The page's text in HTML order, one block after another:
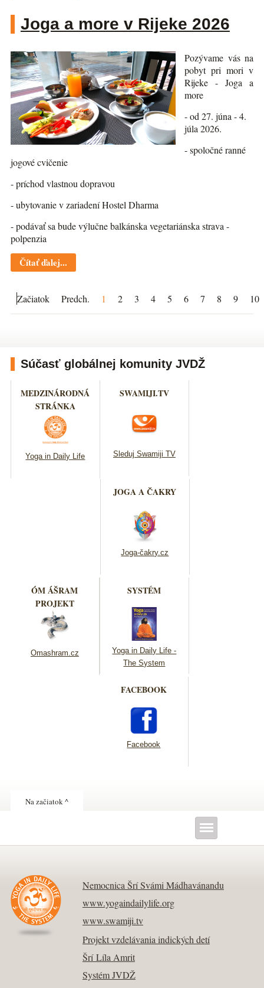
Joga a more v Rijeke 2026
Pozývame vás na
pobyt pri mori v
Rijeke - Joga a
more
- od 27. júna - 4.
júla 2026.
- spoločné ranné
jogové cvičenie
- príchod vlastnou dopravou
- ubytovanie v zariadení Hostel Dharma
- podávať sa bude výlučne balkánska vegetariánska strava -
polpenzia
Čítať ďalej...
Začiatok Predch. 1 2 3 4 5 6 7 8 9 10
Súčasť globálnej komunity JVDŽ
MEDZINÁRODNÁ
STRÁNKA
Yoga in Daily Life
SWAMIJI.TV
Sleduj Swamiji TV
JOGA A ČAKRY
Joga-čakry.cz
ÓM ÁŠRAM
PROJEKT
Omashram.cz
SYSTÉM
Yoga in Daily Life -
The System
FACEBOOK
Facebook
Na začiatok ^
Nemocnica Šrí Svámi Mádhavánandu
www.yogaindailylife.org
www.swamiji.tv
Projekt vzdelávania indických detí
Šrí Líla Amrit
Systém JVDŽ